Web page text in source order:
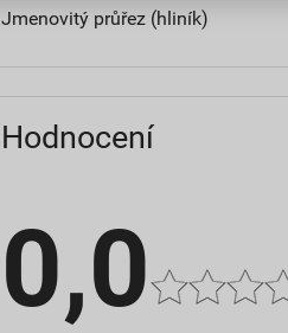
Jmenovitý průřez (hliník)
Hodnocení
0,0